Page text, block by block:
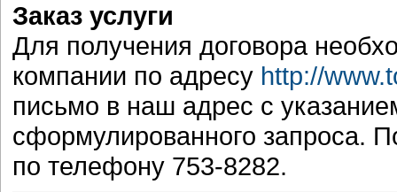
Заказ услуги
Для получения договора
компании по адресу http://
письмо в наш адрес с
сформулированного запроса.
по телефону 753-8282.